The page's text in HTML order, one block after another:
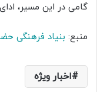
گامی در این مسیر،
منبع: بنیاد فرهنگی
اخبار ویژه